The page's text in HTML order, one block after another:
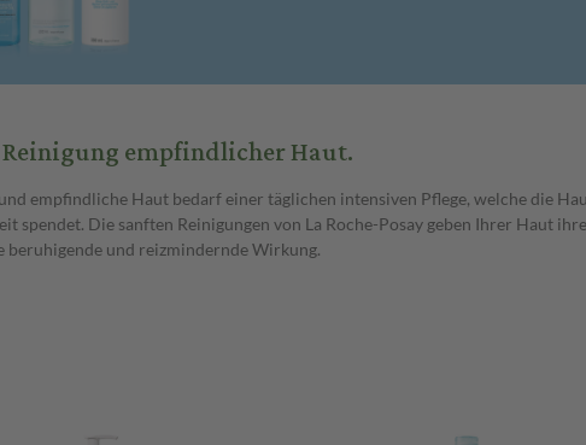
empfindlicher Haut.
empfindliche Haut bedarf einer täglichen intensiven Pflege, welche die
spendet. Die sanften Reinigungen von La Roche-Posay geben Ihrer Haut
beruhigende und reizmindernde Wirkung.